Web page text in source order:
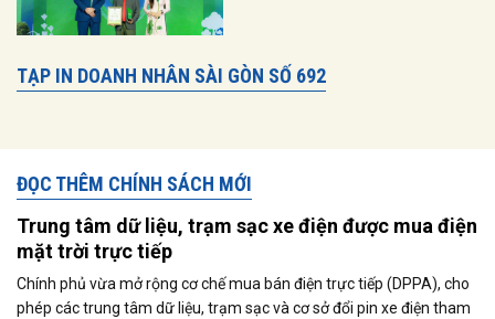
TẠP IN DOANH NHÂN SÀI GÒN SỐ 692
ĐỌC THÊM CHÍNH SÁCH MỚI
Trung tâm dữ liệu, trạm sạc xe điện được mua điện
mặt trời trực tiếp
Chính phủ vừa mở rộng cơ chế mua bán điện trực tiếp (DPPA), cho
phép các trung tâm dữ liệu, trạm sạc và cơ sở đổi pin xe điện tham